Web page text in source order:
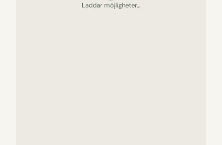
Letar upp gömda pärlor…